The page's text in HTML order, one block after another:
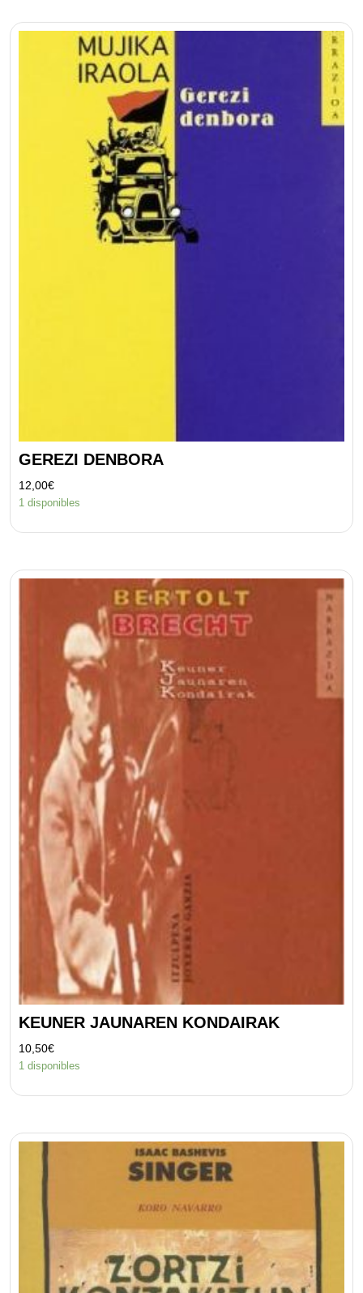
GEREZI DENBORA
12,00€
1 disponibles
KEUNER JAUNAREN KONDAIRAK
10,50€
1 disponibles